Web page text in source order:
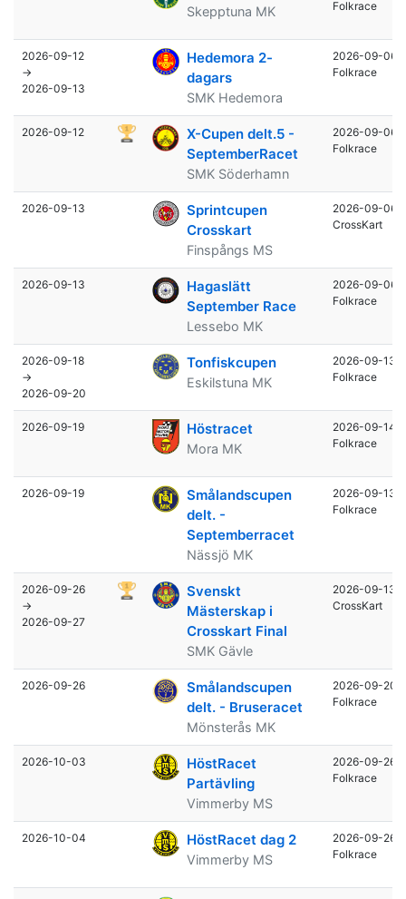
Skepptuna MK
Folkrace
2026-09-12
→
2026-09-13
Hedemora 2-
dagars
SMK Hedemora
2026-09-06
Folkrace
2026-09-12
X-Cupen delt.5 -
SeptemberRacet
SMK Söderhamn
2026-09-06
Folkrace
2026-09-13
Sprintcupen
Crosskart
Finspångs MS
2026-09-06
CrossKart
2026-09-13
Hagaslätt
September Race
Lessebo MK
2026-09-06
Folkrace
2026-09-18
→
2026-09-20
Tonfiskcupen
Eskilstuna MK
2026-09-13
Folkrace
2026-09-19 Höstracet
Mora MK
2026-09-14
Folkrace
2026-09-19
Smålandscupen
delt. -
Septemberracet
Nässjö MK
2026-09-13
Folkrace
2026-09-26
→
2026-09-27
Svenskt
Mästerskap i
Crosskart Final
SMK Gävle
2026-09-13
CrossKart
2026-09-26
Smålandscupen
delt. - Bruseracet
Mönsterås MK
2026-09-20
Folkrace
2026-10-03
HöstRacet
Partävling
Vimmerby MS
2026-09-26
Folkrace
2026-10-04 HöstRacet dag 2
Vimmerby MS
2026-09-26
Folkrace